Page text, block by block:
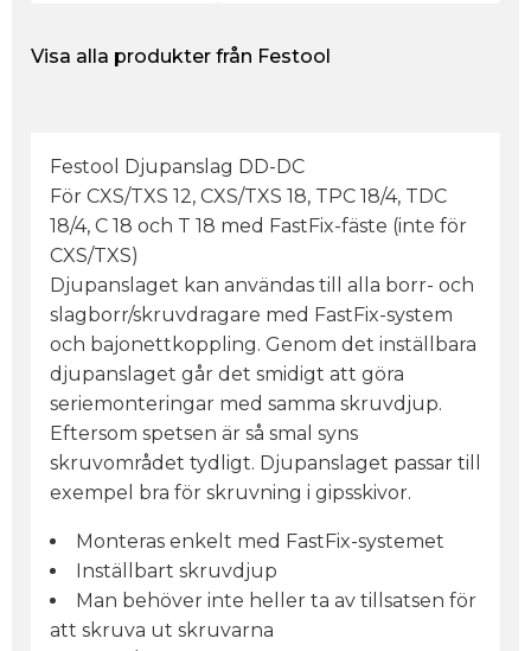
Visa alla produkter från Festool
Festool Djupanslag DD-DC
För CXS/TXS 12, CXS/TXS 18, TPC 18/4, TDC
18/4, C 18 och T 18 med FastFix-fäste (inte för
CXS/TXS)
Djupanslaget kan användas till alla borr- och
slagborr/skruvdragare med FastFix-system
och bajonettkoppling. Genom det inställbara
djupanslaget går det smidigt att göra
seriemonteringar med samma skruvdjup.
Eftersom spetsen är så smal syns
skruvområdet tydligt. Djupanslaget passar till
exempel bra för skruvning i gipsskivor.
Monteras enkelt med FastFix-systemet
Inställbart skruvdjup
Man behöver inte heller ta av tillsatsen för
att skruva ut skruvarna